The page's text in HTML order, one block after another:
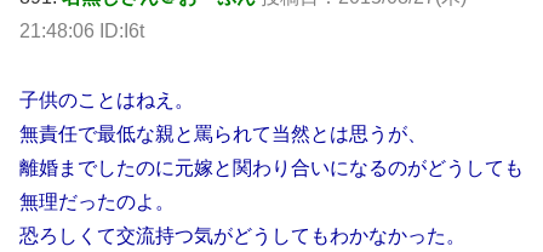
21:48:06 ID:I6t
子供のことはねえ。
無責任で最低な親と罵られて当然とは思うが、
離婚までしたのに元嫁と関わり合いになるのがどうしても
無理だったのよ。
恐ろしくて交流持つ気がどうしてもわかなかった。